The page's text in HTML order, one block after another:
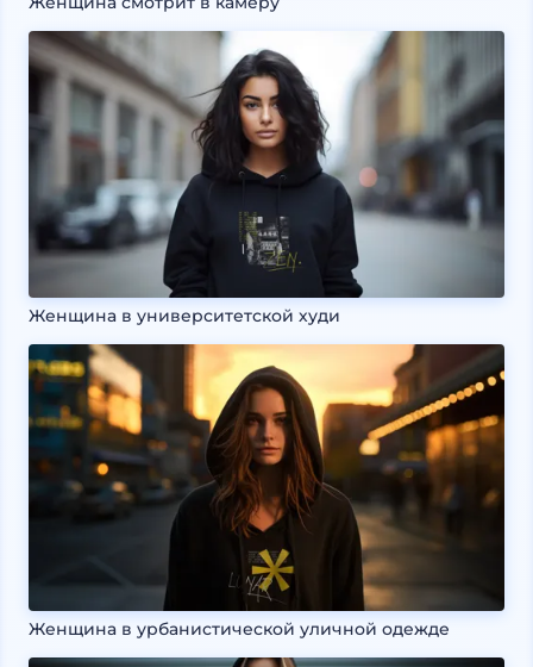
Женщина в университетской худи
Женщина в урбанистической уличной одежде